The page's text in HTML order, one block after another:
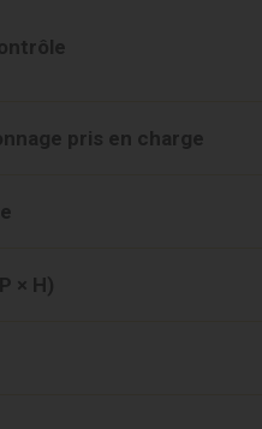
pris en charge
× H)